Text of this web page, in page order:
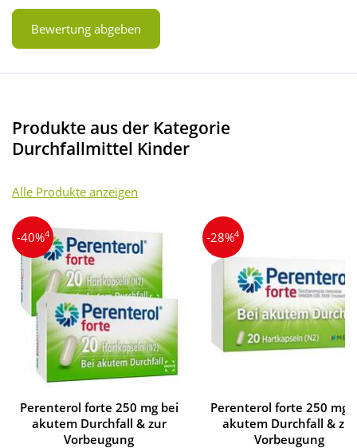
Bewertung abgeben
Produkte aus der Kategorie
Durchfallmittel Kinder
Alle Produkte anzeigen
-40%4
Perenterol forte 250 mg bei
akutem Durchfall & zur
Vorbeugung
-28%4
Perenterol forte 250 mg
akutem Durchfall & zur
Vorbeugung